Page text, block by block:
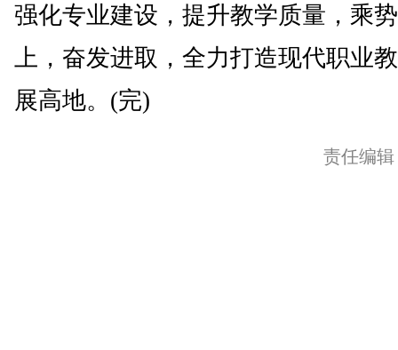
强化专业建设，提升教学质量，乘
上，奋发进取，全力打造现代职业
展高地。(完)
责任编